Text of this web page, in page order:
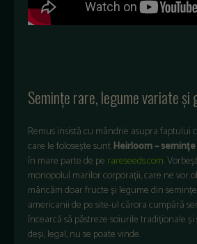
Semințe rare, legume variate și
Remus insistă cu mândrie asupra faptului
care le folosește sunt Heirloom –
în mare parte de pe rareseeds.com.
monopolul marilor corporații, care ne vor
mâncăm doar fructe și legume din
americanii de pe site-ul cărora cumpără
încearcă să păstreze soiurile tradiționale și
deși, legal, nu se poate vinde.